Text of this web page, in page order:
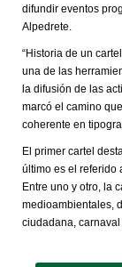
difundir eventos
Alpedrete.
“Historia de un
una de las
la difusión de las
marcó el camino
coherente en
El primer cartel
último es el referido
Entre uno y otro, la
medioambientales,
ciudadana,